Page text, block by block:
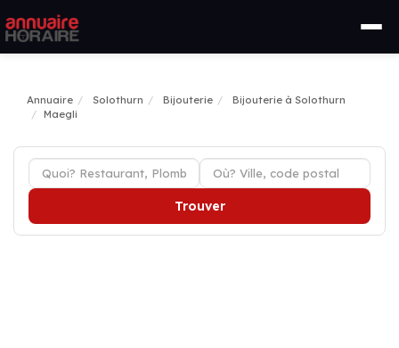
Annuaire Solothurn Bijouterie
Bijouterie à Solothurn
Maegli
Trouver